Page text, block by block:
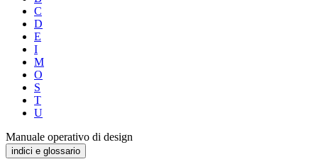
C
D
E
I
M
O
S
T
U
Manuale operativo di design
indici e glossario